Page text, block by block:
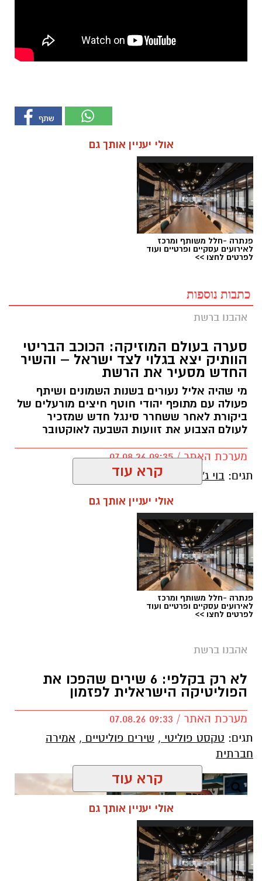
אולי יעניין אותך גם
פנתרה -חלל משותף ומרכז
לאירועים עסקיים ופרטיים ועוד
לפרטים לחצו >>
כתבות נוספות
אהבנו ברשת
סערה בעולם המוזיקה: הכוכב הבריטי
הוותיק יצא בגלוי לצד ישראל – והשיר
החדש מסעיר את הרשת
מי שהיה אליל נעורים בשנות השמונים ושיתף
פעולה עם מתופף יהודי חוטף חיצים מורעלים של
ביקורת לאחר ששחרר סינגל חדש שמזכיר
לעולם הצבוע את זוועות השבעה לאוקטובר
מערכת האתר / 09:35 07.08.26
תגים: בוי ג'ורג'
למילים וצפו בקלפי הרשמי
George מעורר סערה בינלאומית בעקבות שיר
חדש בשם "We Will Dance Again"
נרקוד"), שבו הוא מביע תמיכה בישראל ובקורבנות
מתקפת הטרור של 7 באוקטובר. השיר שואב
השראה מהאירועים הקשים שהתרחשו בפסטיבל
הנובה ומהפגיעה באלפי אזרחים ישראלים.
סערה בעולם המוזיקה: הכוכב הבריטי הוותיק יצא
בגלוי לצד ישראל – והשיר החדש מסעיר את
קרא עוד
אולי יעניין אותך גם
פנתרה -חלל משותף ומרכז
לאירועים עסקיים ופרטיים ועוד
לפרטים לחצו >>
אהבנו ברשת
לא רק בקלפי: 6 שירים שהפכו את
הפוליטיקה הישראלית לפזמון
מערכת האתר / 09:33 07.08.26
תגים: טקסט פוליטי , שירים פוליטיים , אמירה
חברתית
קרא עוד
אולי יעניין אותך גם